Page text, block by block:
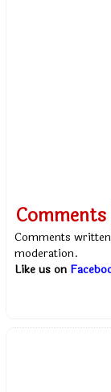
Comments |
Comments
moderation.
Like us on